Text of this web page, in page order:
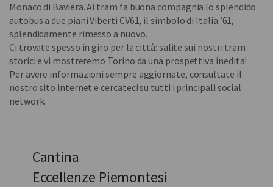
Monaco di Baviera. Ai tram fa buona compagnia lo splendido
autobus a due piani Viberti CV61, il simbolo di Italia ’61,
splendidamente rimesso a nuovo.
Ci trovate spesso in giro per la città: salite sui nostri tram
storici e vi mostreremo Torino da una prospettiva inedita!
Per avere informazioni sempre aggiornate, consultate il
nostro sito internet e cercateci su tutti i principali social
network.
Cantina
Eccellenze Piemontesi